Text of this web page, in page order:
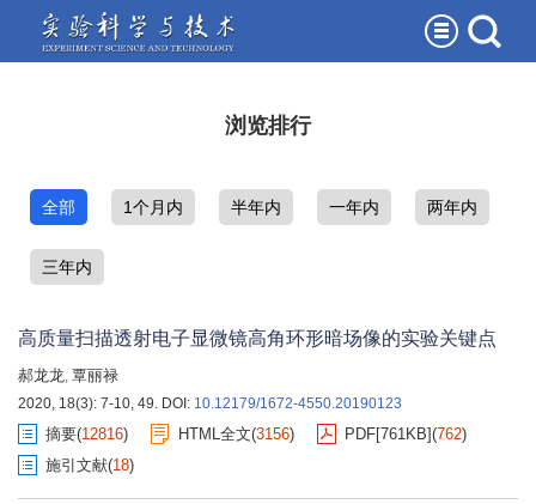
浏览排行
全部 1个月内 半年内 一年内 两年内
三年内
高质量扫描透射电子显微镜高角环形暗场像的实验关键点
郝龙龙, 覃丽禄
2020, 18(3): 7-10, 49. DOI: 10.12179/1672-4550.20190123
摘要(12816) HTML全文(3156) PDF[761KB](762)
施引文献(18)